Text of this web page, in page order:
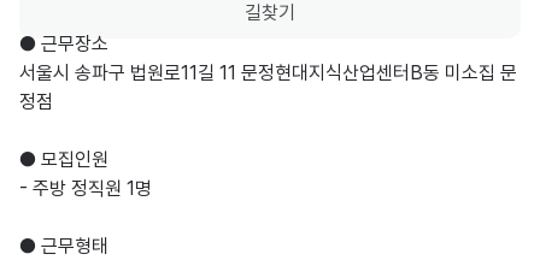
길찾기
● 근무장소
서울시 송파구 법원로11길 11 문정현대지식산업센터B동 미소집 문
정점
● 모집인원
- 주방 정직원 1명
● 근무형태